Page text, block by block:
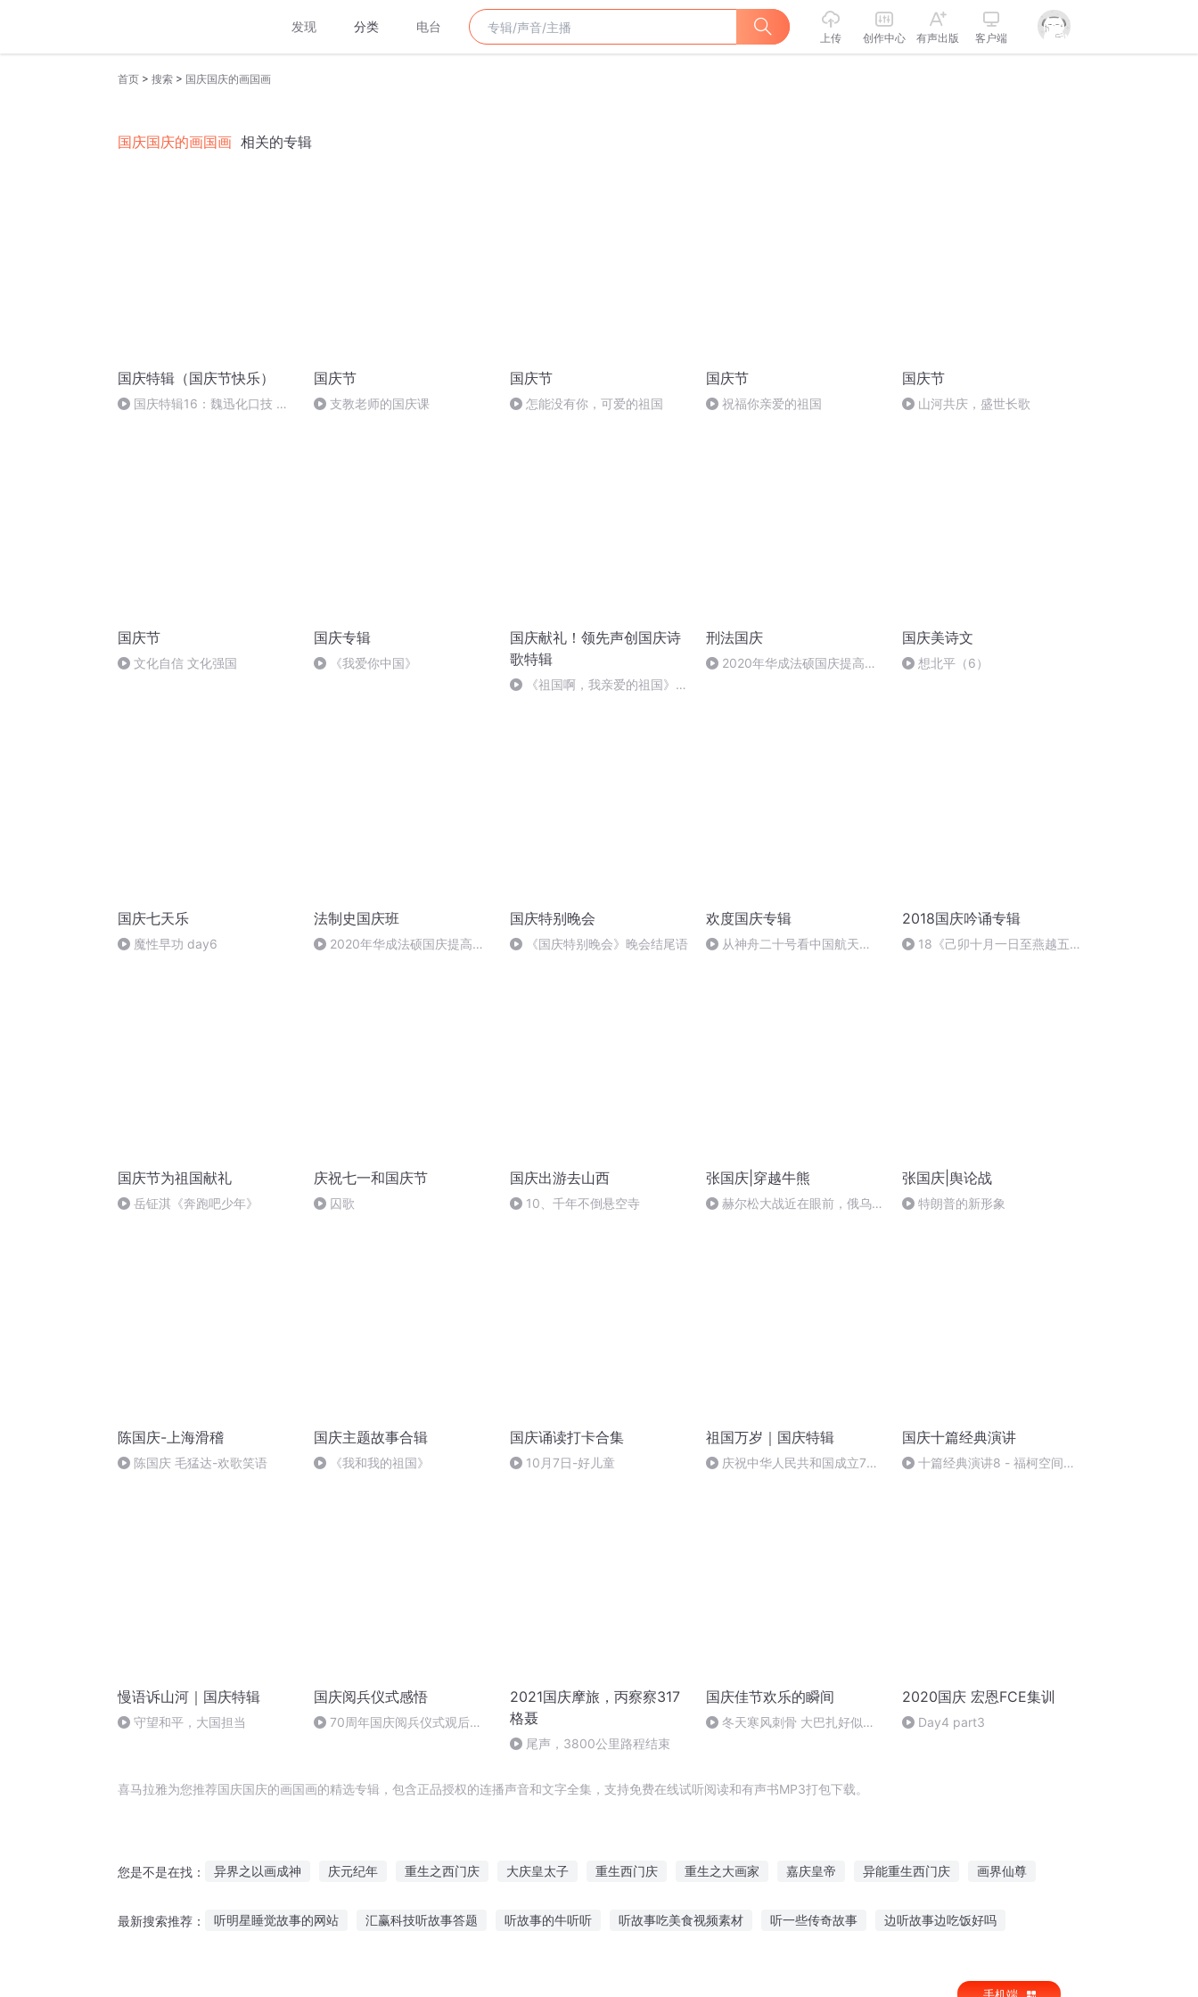
发现 分类 电台
上传 创作中心 有声出版 客户端
首页 > 搜索 > 国庆国庆的画国画
国庆国庆的画国画 相关的专辑
国庆特辑（国庆节快乐）
国庆特辑16：魏迅化口技 二
国庆节
支教老师的国庆课
国庆节
怎能没有你，可爱的祖国
国庆节
祝福你亲爱的祖国
国庆节
山河共庆，盛世长歌
国庆节
文化自信 文化强国
国庆专辑
《我爱你中国》
国庆献礼！领先声创国庆诗
歌特辑
《祖国啊，我亲爱的祖国》温
刑法国庆
2020年华成法硕国庆提高班
国庆美诗文
想北平（6）
国庆七天乐
魔性早功 day6
法制史国庆班
2020年华成法硕国庆提高班
国庆特别晚会
《国庆特别晚会》晚会结尾语
欢度国庆专辑
从神舟二十号看中国航天
2018国庆吟诵专辑
18《己卯十月一日至燕越五
国庆节为祖国献礼
岳钲淇《奔跑吧少年》
庆祝七一和国庆节
囚歌
国庆出游去山西
10、千年不倒悬空寺
张国庆|穿越牛熊
赫尔松大战近在眼前，俄乌冲
张国庆|舆论战
特朗普的新形象
陈国庆-上海滑稽
陈国庆 毛猛达-欢歌笑语
国庆主题故事合辑
《我和我的祖国》
国庆诵读打卡合集
10月7日-好儿童
祖国万岁｜国庆特辑
庆祝中华人民共和国成立73
国庆十篇经典演讲
十篇经典演讲8 - 福柯空间回
慢语诉山河｜国庆特辑
守望和平，大国担当
国庆阅兵仪式感悟
70周年国庆阅兵仪式观后感
2021国庆摩旅，丙察察317
格聂
尾声，3800公里路程结束
国庆佳节欢乐的瞬间
冬天寒风刺骨 大巴扎好似温
2020国庆 宏恩FCE集训
Day4 part3
喜马拉雅为您推荐国庆国庆的画国画的精选专辑，包含正品授权的连播声音和文字全集，支持免费在线试听阅读和有声书MP3打包下载。
您是不是在找： 异界之以画成神 庆元纪年 重生之西门庆 大庆皇太子 重生西门庆 重生之大画家 嘉庆皇帝 异能重生西门庆 画界仙尊
最新搜索推荐： 听明星睡觉故事的网站 汇赢科技听故事答题 听故事的牛听听 听故事吃美食视频素材 听一些传奇故事 边听故事边吃饭好吗